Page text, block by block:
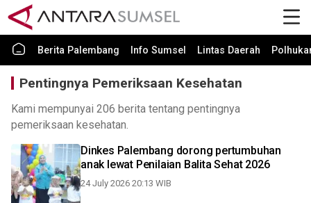
Berita Palembang Info Sumsel Lintas Daerah
Pentingnya Pemeriksaan Kesehatan
Kami mempunyai 206 berita tentang pentingnya
pemeriksaan kesehatan.
Dinkes Palembang dorong pertumbuhan
anak lewat Penilaian Balita Sehat 2026
24 July 2026 20:13 WIB